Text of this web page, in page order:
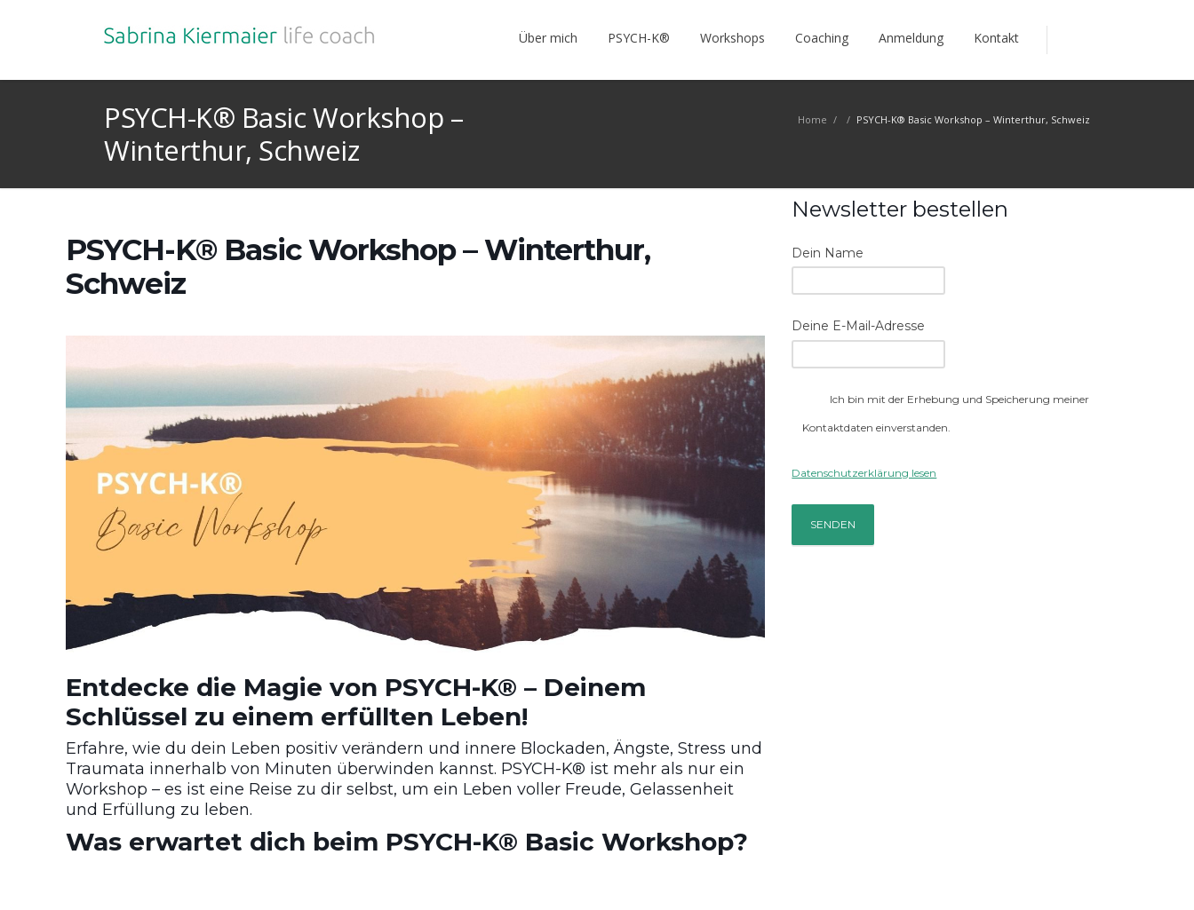
Über mich PSYCH-K® Workshops Coaching Anmeldung Kontakt
Home / / PSYCH-K® Basic Workshop – Winterthur, Schweiz
PSYCH-K® Basic Workshop –
Winterthur, Schweiz
PSYCH-K® Basic Workshop – Winterthur,
Schweiz
Entdecke die Magie von PSYCH-K® – Deinem
Schlüssel zu einem erfüllten Leben!
Erfahre, wie du dein Leben positiv verändern und innere Blockaden, Ängste, Stress und
Traumata innerhalb von Minuten überwinden kannst. PSYCH-K® ist mehr als nur ein
Workshop – es ist eine Reise zu dir selbst, um ein Leben voller Freude, Gelassenheit
und Erfüllung zu leben.
Was erwartet dich beim PSYCH-K® Basic Workshop?
Newsletter bestellen
Dein Name
Deine E-Mail-Adresse
Ich bin mit der Erhebung und Speicherung meiner
Kontaktdaten einverstanden.
Datenschutzerklärung lesen